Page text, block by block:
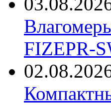
FIZEPR-